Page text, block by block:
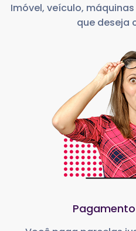
Imóvel, veículo,
que deseja